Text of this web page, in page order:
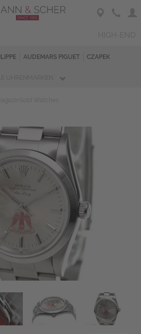
AUDEMARS PIGUET CZAPEK